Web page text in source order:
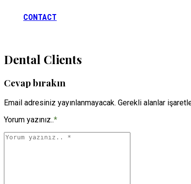
CONTACT
Dental Clients
Cevap bırakın
Email adresiniz yayınlanmayacak. Gerekli alanlar
Yorum yazınız..*